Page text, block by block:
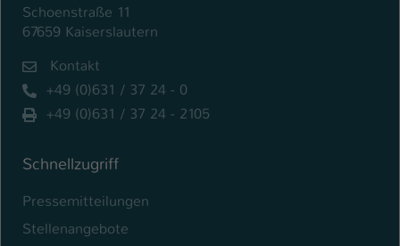
Schoenstraße 11
67659 Kaiserslautern
Kontakt
+49 (0)631 / 37 24 - 0
+49 (0)631 / 37 24 - 2105
Schnellzugriff
Pressemitteilungen
Stellenangebote
Name be_typo_user
Anbieter
Laufzeit 1 Tag
Zweck
zu verwalten.